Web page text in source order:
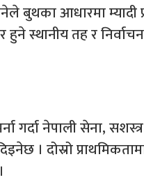
बुथका आधारमा म्यादी
हुने स्थानीय तह र
गर्दा नेपाली सेना,
। दोस्रो